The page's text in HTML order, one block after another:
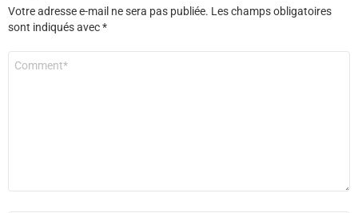
Votre adresse e-mail ne sera pas publiée. Les champs obligatoires
sont indiqués avec*